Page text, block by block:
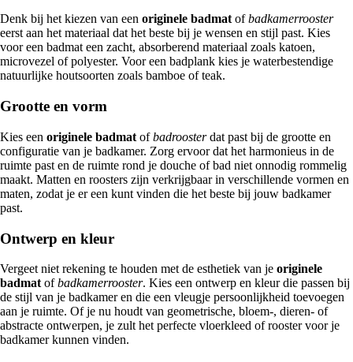
Denk bij het kiezen van een originele badmat ofbadkamerrooster
eerst aan het materiaal dat het beste bij je wensen en stijl past. Kies
voor een badmat een zacht, absorberend materiaal zoals katoen,
microvezel of polyester. Voor een badplank kies je waterbestendige
natuurlijke houtsoorten zoals bamboe of teak.
Grootte en vorm
Kies een originele badmat ofbadroosterdat past bij de grootte en
configuratie van je badkamer. Zorg ervoor dat het harmonieus in de
ruimte past en de ruimte rond je douche of bad niet onnodig rommelig
maakt. Matten en roosters zijn verkrijgbaar in verschillende vormen en
maten, zodat je er een kunt vinden die het beste bij jouw badkamer
past.
Ontwerp en kleur
Vergeet niet rekening te houden met de esthetiek van je originele
badmat ofbadkamerrooster. Kies een ontwerp en kleur die passen bij
de stijl van je badkamer en die een vleugje persoonlijkheid toevoegen
aan je ruimte. Of je nu houdt van geometrische, bloem-, dieren- of
abstracte ontwerpen, je zult het perfecte vloerkleed of rooster voor je
badkamer kunnen vinden.